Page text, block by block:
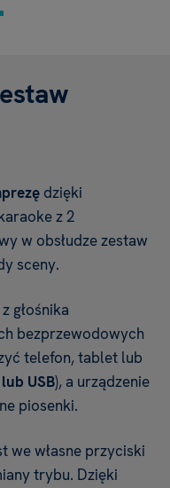
dzięki
z 2
w obsłudze zestaw
sceny.
głośnika
bezprzewodowych
telefon, tablet lub
USB), a urządzenie
piosenki.
we własne przyciski
trybu. Dzięki